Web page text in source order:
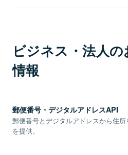
ビジネス・法人
情報
郵便番号・デジタルアドレスAPI
郵便番号とデジタルアドレスから住
を提供。